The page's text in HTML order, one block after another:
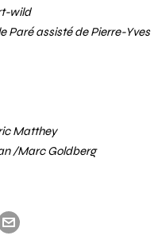
wild
Paré assisté de Pierre-Yves
Matthey
/Marc Goldberg